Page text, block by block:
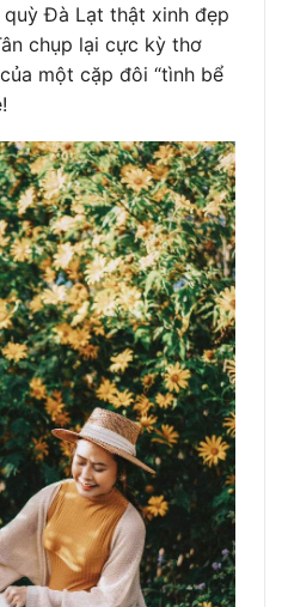
quỳ Đà Lạt thật xinh đẹp
chụp lại cực kỳ thơ
một cặp đôi “tình bể